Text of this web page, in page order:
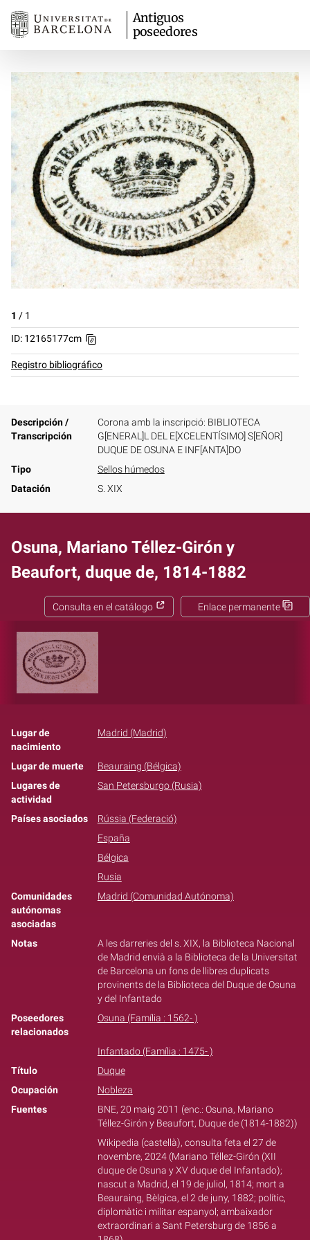
Antiguos
poseedores
1 / 1
ID: 12165177cm
Registro bibliográfico
Descripción /
Transcripción
Corona amb la inscripció: BIBLIOTECA
G[ENERAL]L DEL E[XCELENTÍSIMO] S[EÑOR]
DUQUE DE OSUNA E INF[ANTA]DO
Tipo
Sellos húmedos
Datación
S. XIX
Osuna, Mariano Téllez-Girón y
Beaufort, duque de, 1814-1882
Enlace permanente
Consulta en el catálogo
Lugar de
nacimiento
Madrid (Madrid)
Lugar de muerte
Beauraing (Bélgica)
Lugares de
actividad
San Petersburgo (Rusia)
Países asociados
Rússia (Federació)
España
Bélgica
Rusia
Comunidades
autónomas
asociadas
Madrid (Comunidad Autónoma)
Notas
A les darreries del s. XIX, la Biblioteca Nacional
de Madrid envià a la Biblioteca de la Universitat
de Barcelona un fons de llibres duplicats
provinents de la Biblioteca del Duque de Osuna
y del Infantado
Poseedores
relacionados
Osuna (Família : 1562- )
Infantado (Família : 1475- )
Título
Duque
Ocupación
Nobleza
Fuentes
BNE, 20 maig 2011 (enc.: Osuna, Mariano
Téllez-Girón y Beaufort, Duque de (1814-1882))
Wikipedia (castellà), consulta feta el 27 de
novembre, 2024 (Mariano Téllez-Girón (XII
duque de Osuna y XV duque del Infantado);
nascut a Madrid, el 19 de juliol, 1814; mort a
Beauraing, Bèlgica, el 2 de juny, 1882; polític,
diplomàtic i militar espanyol; ambaixador
extraordinari a Sant Petersburg de 1856 a